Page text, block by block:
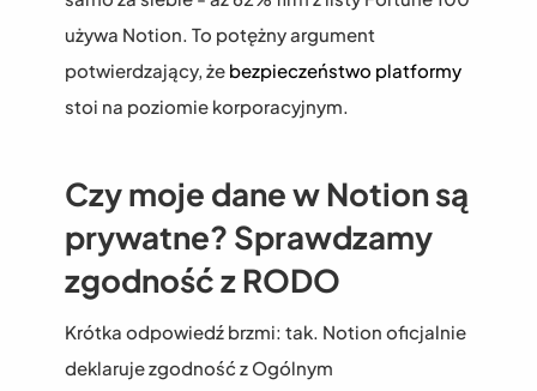
używa Notion. To potężny argument
potwierdzający, że bezpieczeństwo platformy
stoi na poziomie korporacyjnym.
Czy moje dane w Notion są
prywatne? Sprawdzamy
zgodność z RODO
Krótka odpowiedź brzmi: tak. Notion oficjalnie
deklaruje zgodność z Ogólnym